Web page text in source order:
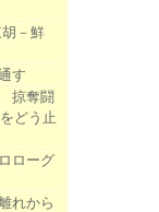
－鮮
す
掠奪闘
どう止
ローグ
れから